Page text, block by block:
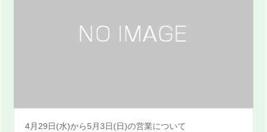
4月29日(水)から5月3日(日)の営業について